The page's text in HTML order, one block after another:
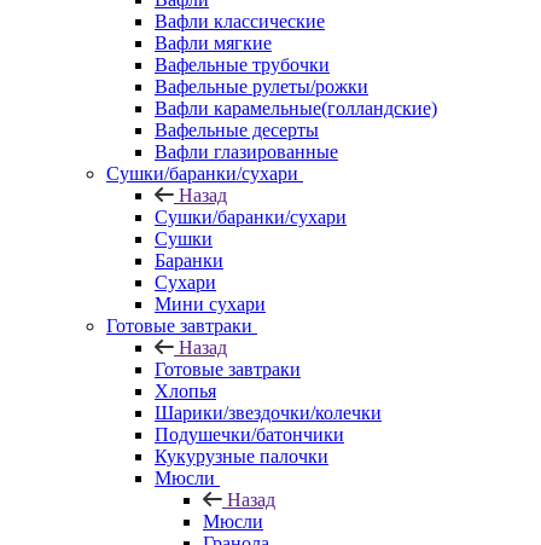
Вафли классические
Вафли мягкие
Вафельные трубочки
Вафельные рулеты/рожки
Вафли карамельные(голландские)
Вафельные десерты
Вафли глазированные
Сушки/баранки/сухари
Назад
Сушки/баранки/сухари
Сушки
Баранки
Сухари
Мини сухари
Готовые завтраки
Назад
Готовые завтраки
Хлопья
Шарики/звездочки/колечки
Подушечки/батончики
Кукурузные палочки
Мюсли
Назад
Мюсли